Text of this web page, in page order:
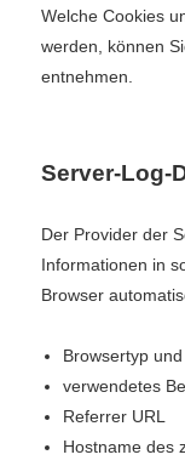
Welche Cookies
werden, können
entnehmen.
Server-Log-
Der Provider der
Informationen in
Browser
Browsertyp
verwendetes
Referrer URL
Hostname des